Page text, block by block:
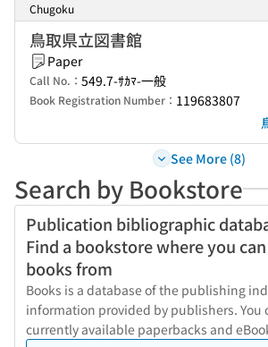
Chugoku
鳥取県立図書館
Paper
Call No.： 549.7-ｻｶﾏ-一般
Book Registration Number： 119683807
See More (8)
Search by Bookstore
Publication bibliographic
Find a bookstore where you
books from
Books is a database of the publishing
information provided by publishers. You
currently available paperbacks and